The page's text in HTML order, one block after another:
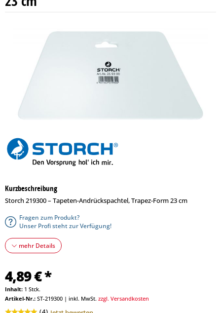
Kurzbeschreibung
Storch 219300 – Tapeten-Andrückspachtel, Trapez-Form 23 cm
Fragen zum Produkt?
Unser Profi steht zur Verfügung!
mehr Details
4,89 € *
Inhalt: 1 Stck.
Artikel-Nr.: ST-219300 | inkl. MwSt. zzgl. Versandkosten